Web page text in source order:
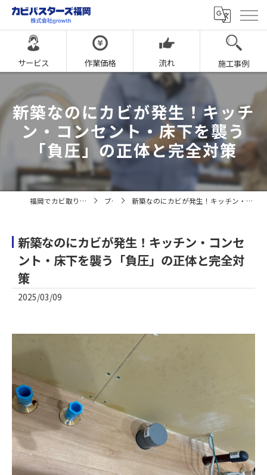
サービス 作業価格 流れ 施工事例
新築なのにカビが発生！キッチ
ン・コンセント・床下を襲う
「負圧」の正体と完全対策
福岡でカビ取りならカビバスターズ福岡 ブログ 新築なのにカビが発生！キッチン・コンセント・床下を襲う「負圧」の正体と完全対策
新築なのにカビが発生！キッチン・コンセ
ント・床下を襲う「負圧」の正体と完全対
策
2025/03/09